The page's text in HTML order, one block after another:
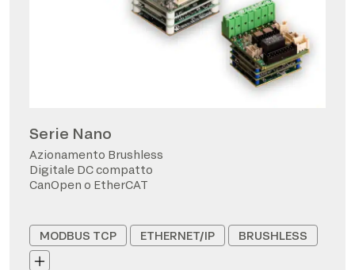
Serie Nano
Azionamento Brushless
Digitale DC compatto
CanOpen o EtherCAT
MODBUS TCP ETHERNET/IP BRUSHLESS